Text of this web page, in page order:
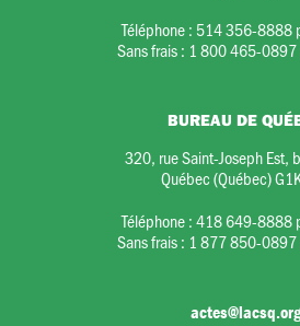
Téléphone : 514 356-8888
Sans frais : 1 800 465-
BUREAU DE
320, rue Saint-Joseph Est,
Québec (Québec)
Téléphone :418 649-8888
Sans frais : 1 877 850-
actes@lacsq.org